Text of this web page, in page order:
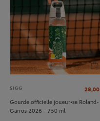
SIGG 28,00
Gourde officielle joueur•se Roland-
Garros 2026 - 750 ml